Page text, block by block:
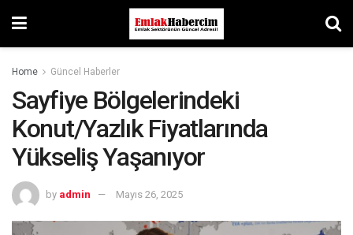
Home Güncel Haberler
Sayfiye Bölgelerindeki
Konut/Yazlık Fiyatlarında
Yükseliş Yaşanıyor
by admin Mayıs 26, 2025